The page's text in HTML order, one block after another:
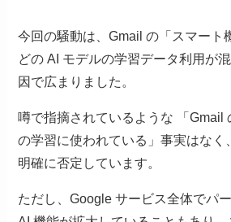
今回の騒動は、Gmail の「スマート
どの AI モデルの学習データ利用が
因で広まりました。
噂で指摘されているような 「Gmail
の学習に使われている」事実はなく
明確に否定しています。
ただし、Google サービス全体でパ